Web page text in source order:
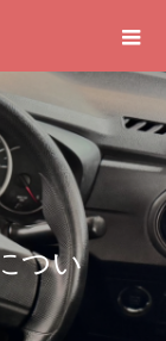
ついて